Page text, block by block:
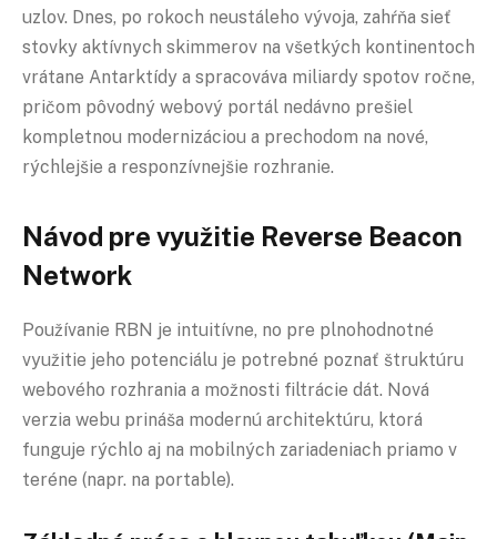
uzlov. Dnes, po rokoch neustáleho vývoja, zahŕňa sieť
stovky aktívnych skimmerov na všetkých kontinentoch
vrátane Antarktídy a spracováva miliardy spotov ročne,
pričom pôvodný webový portál nedávno prešiel
kompletnou modernizáciou a prechodom na nové,
rýchlejšie a responzívnejšie rozhranie.
Návod pre využitie Reverse Beacon
Network
Používanie RBN je intuitívne, no pre plnohodnotné
využitie jeho potenciálu je potrebné poznať štruktúru
webového rozhrania a možnosti filtrácie dát. Nová
verzia webu prináša modernú architektúru, ktorá
funguje rýchlo aj na mobilných zariadeniach priamo v
teréne (napr. na portable).